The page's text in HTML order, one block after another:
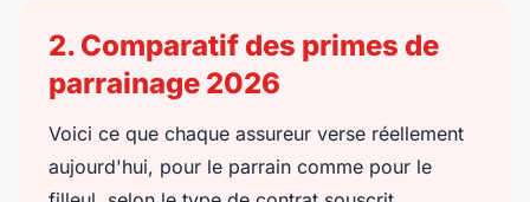
2. Comparatif des primes de
parrainage 2026
Voici ce que chaque assureur verse réellement
aujourd'hui, pour le parrain comme pour le